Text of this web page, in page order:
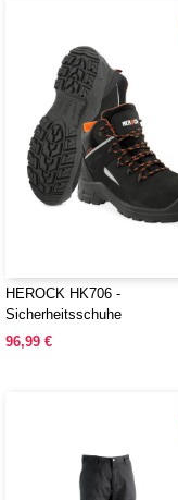
HEROCK HK706 -
Sicherheitsschuhe
96,99 €